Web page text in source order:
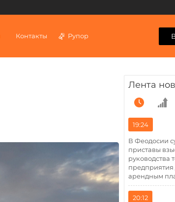
Контакты Рупор
Лента
19:24
В Феодосии
приставы
руководства
предприятия
арендным
20:12